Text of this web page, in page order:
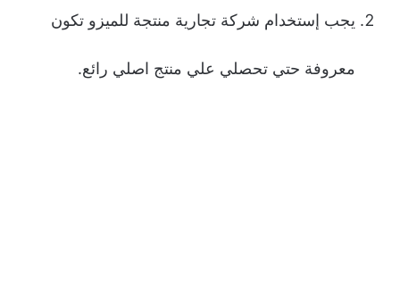
يجب إستخدام شركة تجارية منتجة للميزو تكون
معروفة حتي تحصلي علي منتج اصلي رائع.